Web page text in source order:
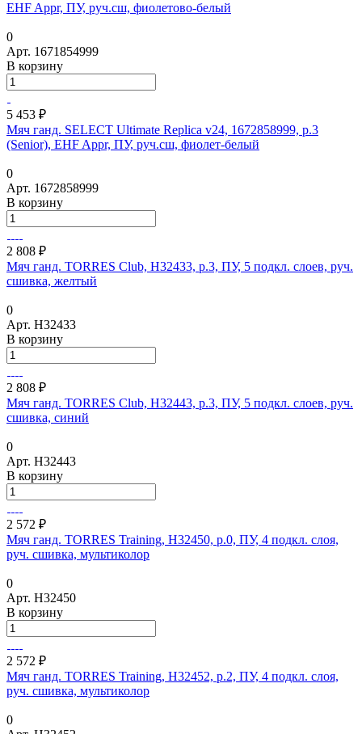
EHF Appr, ПУ, руч.сш, фиолетово-белый
0
Арт. 1671854999
В корзину
5 453 ₽
Мяч ганд. SELECT Ultimate Replica v24, 1672858999, р.3
(Senior), EHF Appr, ПУ, руч.сш, фиолет-белый
0
Арт. 1672858999
В корзину
2 808 ₽
Мяч ганд. TORRES Club, H32433, р.3, ПУ, 5 подкл. слоев, руч.
сшивка, желтый
0
Арт. H32433
В корзину
2 808 ₽
Мяч ганд. TORRES Club, H32443, р.3, ПУ, 5 подкл. слоев, руч.
сшивка, синий
0
Арт. H32443
В корзину
2 572 ₽
Мяч ганд. TORRES Training, H32450, р.0, ПУ, 4 подкл. слоя,
руч. сшивка, мультиколор
0
Арт. H32450
В корзину
2 572 ₽
Мяч ганд. TORRES Training, H32452, р.2, ПУ, 4 подкл. слоя,
руч. сшивка, мультиколор
0